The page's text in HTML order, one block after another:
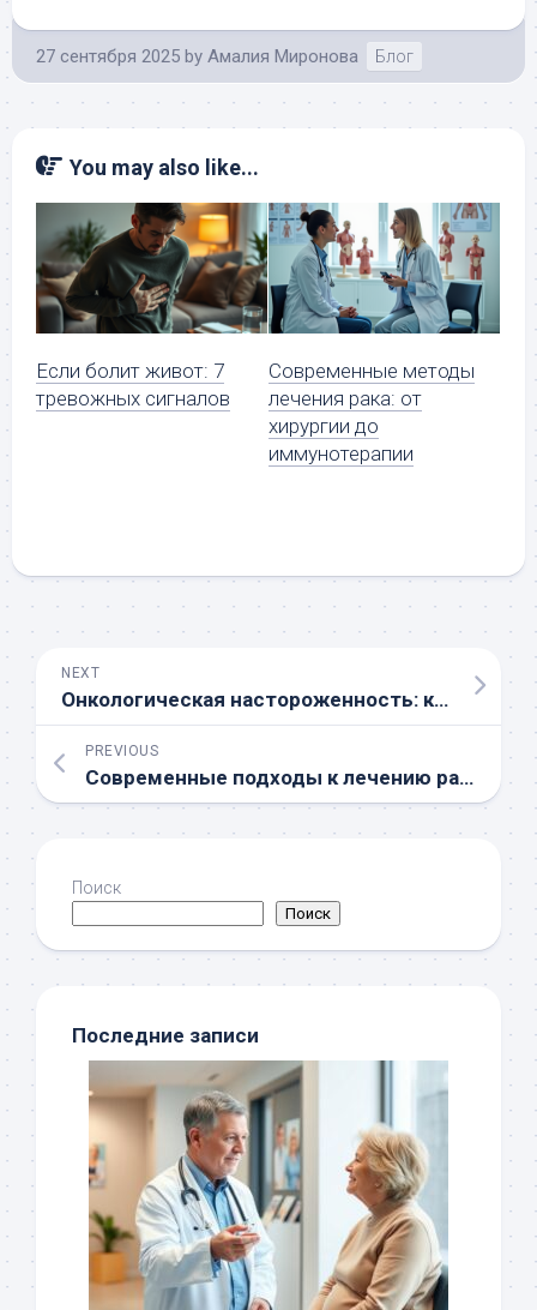
27 сентября 2025 by Амалия Миронова Блог
You may also like...
Если болит живот: 7
тревожных сигналов
Современные методы
лечения рака: от
хирургии до
иммунотерапии
NEXT
Онкологическая настороженность: какие симптомы игнорировать нельзя
PREVIOUS
Современные подходы к лечению рака кожи
Поиск
Поиск
Последние записи